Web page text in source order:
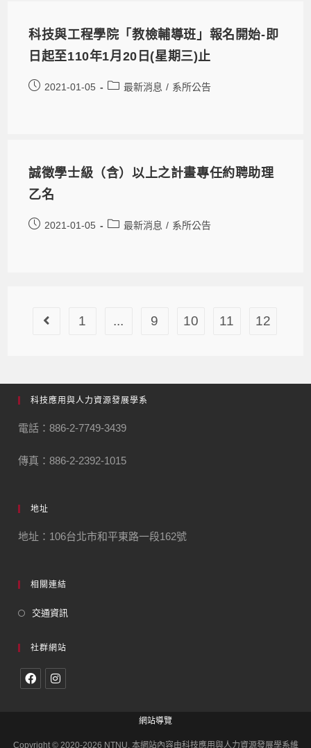
科技與工程學院「教檢輔導班」報名開始-即
日起至110年1月20日(星期三)止
2021-01-05 最新消息 / 系所公告
誠徵學士級（含）以上之計畫專任約聘助理
乙名
2021-01-05 最新消息 / 系所公告
1 ... 9 10 11 12
科技應用與人力資源發展學系
電話：886-2-7749-3439
傳真：886-2-2392-1015
地址
地址：106台北市和平東路一段162號
相關連結
交通資訊
社群網站
網站導覽
Copyright © 2020-2026 NTNU. 本網站內容由科技應用與人力資源發展學系維